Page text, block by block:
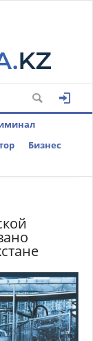
Бизнес